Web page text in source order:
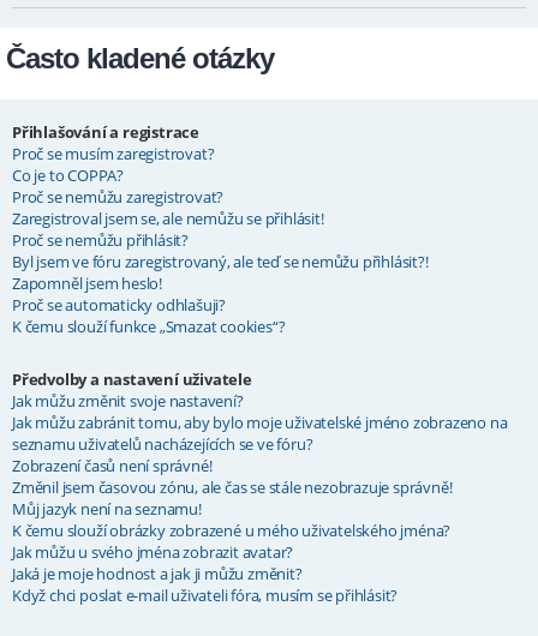
Často kladené otázky
Přihlašování a registrace
Proč se musím zaregistrovat?
Co je to COPPA?
Proč se nemůžu zaregistrovat?
Zaregistroval jsem se, ale nemůžu se přihlásit!
Proč se nemůžu přihlásit?
Byl jsem ve fóru zaregistrovaný, ale teď se nemůžu přihlásit?!
Zapomněl jsem heslo!
Proč se automaticky odhlašuji?
K čemu slouží funkce „Smazat cookies“?
Předvolby a nastavení uživatele
Jak můžu změnit svoje nastavení?
Jak můžu zabránit tomu, aby bylo moje uživatelské jméno zobrazeno na
seznamu uživatelů nacházejících se ve fóru?
Zobrazení časů není správné!
Změnil jsem časovou zónu, ale čas se stále nezobrazuje správně!
Můj jazyk není na seznamu!
K čemu slouží obrázky zobrazené u mého uživatelského jména?
Jak můžu u svého jména zobrazit avatar?
Jaká je moje hodnost a jak ji můžu změnit?
Když chci poslat e-mail uživateli fóra, musím se přihlásit?